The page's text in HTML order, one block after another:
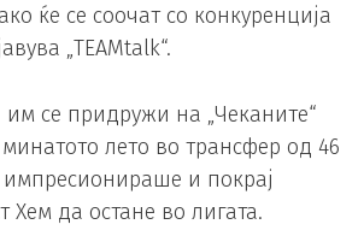
ќе се соочат со конкуренција
„TEAMtalk“.
се придружи на „Чеканите“
лето во трансфер од 46
и покрај
Хем да остане во лигата.